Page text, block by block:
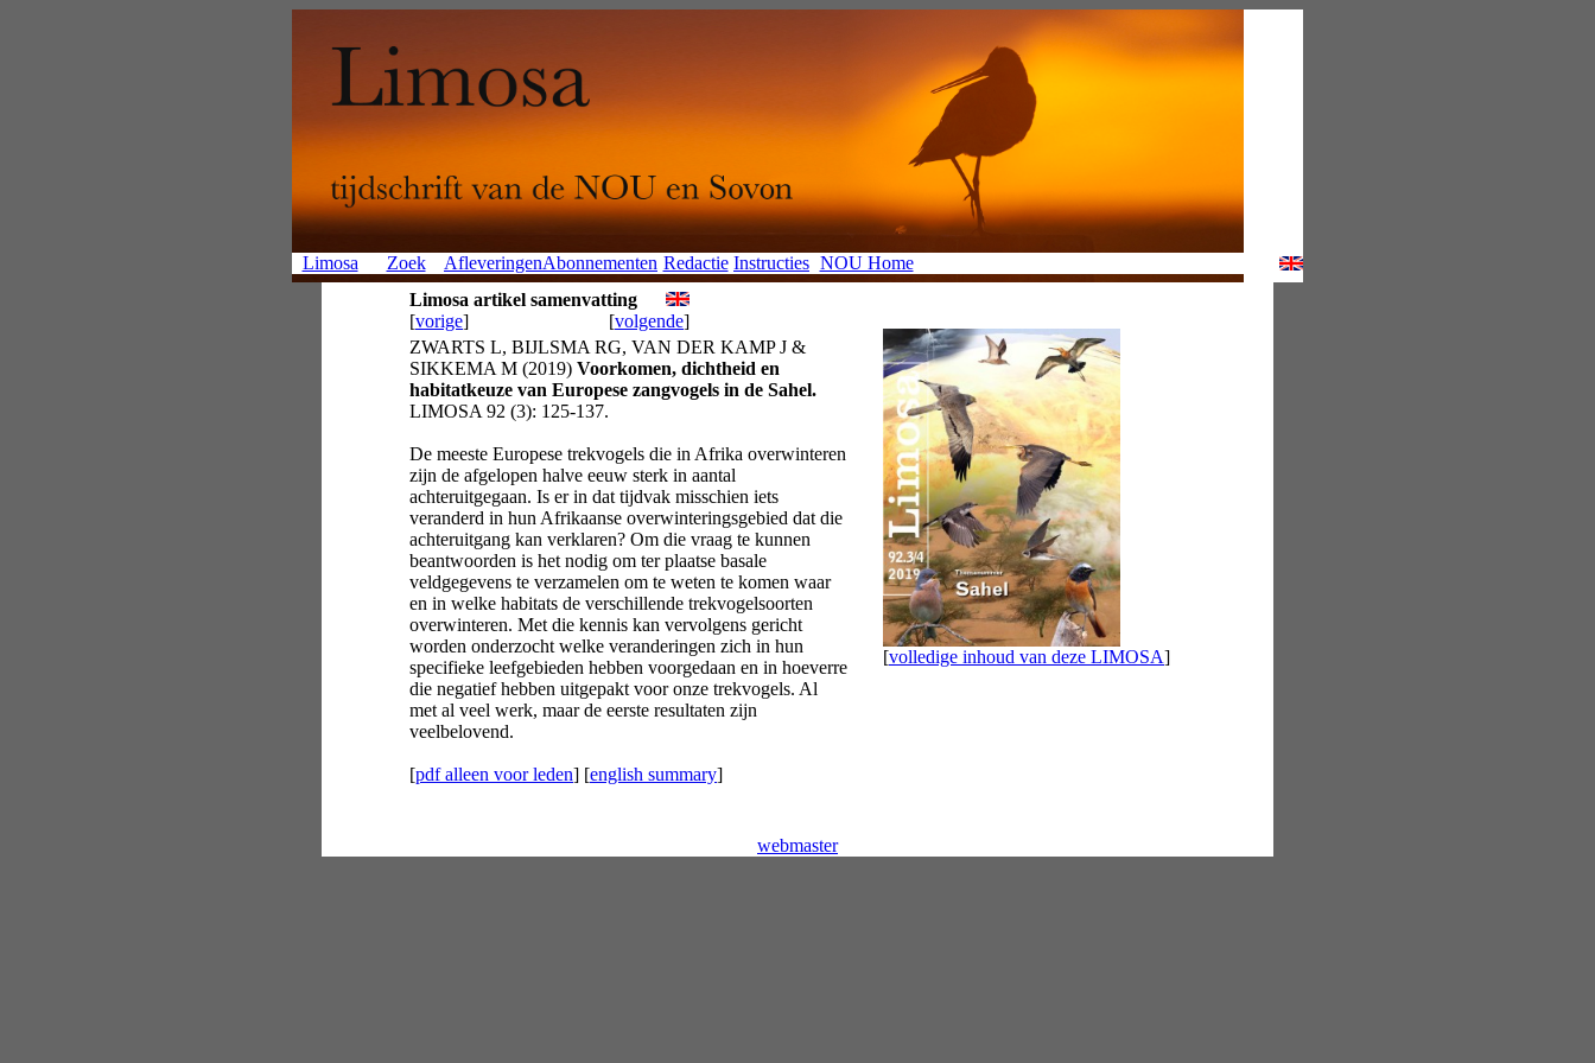
Limosa Zoek AfleveringenAbonnementen Redactie Instructies NOU Home
Limosa artikel samenvatting
[vorige] [volgende]
ZWARTS L, BIJLSMA RG, VAN DER KAMP J &
SIKKEMA M (2019) Voorkomen, dichtheid en
habitatkeuze van Europese zangvogels in de Sahel.
LIMOSA 92 (3): 125-137.
De meeste Europese trekvogels die in Afrika overwinteren
zijn de afgelopen halve eeuw sterk in aantal
achteruitgegaan. Is er in dat tijdvak misschien iets
veranderd in hun Afrikaanse overwinteringsgebied dat die
achteruitgang kan verklaren? Om die vraag te kunnen
beantwoorden is het nodig om ter plaatse basale
veldgegevens te verzamelen om te weten te komen waar
en in welke habitats de verschillende trekvogelsoorten
overwinteren. Met die kennis kan vervolgens gericht
worden onderzocht welke veranderingen zich in hun
specifieke leefgebieden hebben voorgedaan en in hoeverre
die negatief hebben uitgepakt voor onze trekvogels. Al
met al veel werk, maar de eerste resultaten zijn
veelbelovend.
[pdf alleen voor leden] [english summary]
[volledige inhoud van deze LIMOSA]
webmaster